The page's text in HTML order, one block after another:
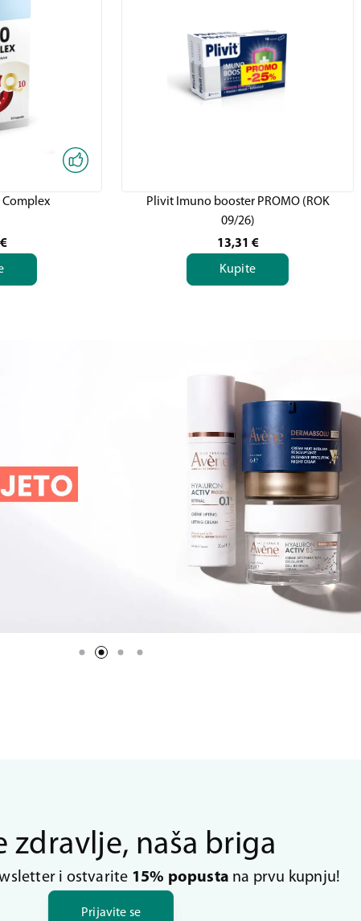
Complex
€
Plivit Imuno booster PROMO (ROK
09/26)
13,31 €
Kupite
zdravlje, naša briga
i ostvarite 15% popusta na prvu kupnju!
Prijavite se